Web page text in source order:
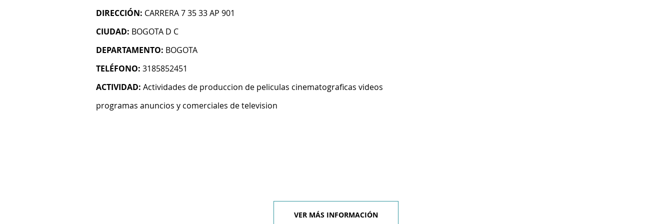
DIRECCIÓN: CARRERA 7 35 33 AP 901
CIUDAD: BOGOTA D C
DEPARTAMENTO: BOGOTA
TELÉFONO: 3185852451
ACTIVIDAD: Actividades de produccion de peliculas cinematograficas videos
programas anuncios y comerciales de television
VER MÁS INFORMACIÓN